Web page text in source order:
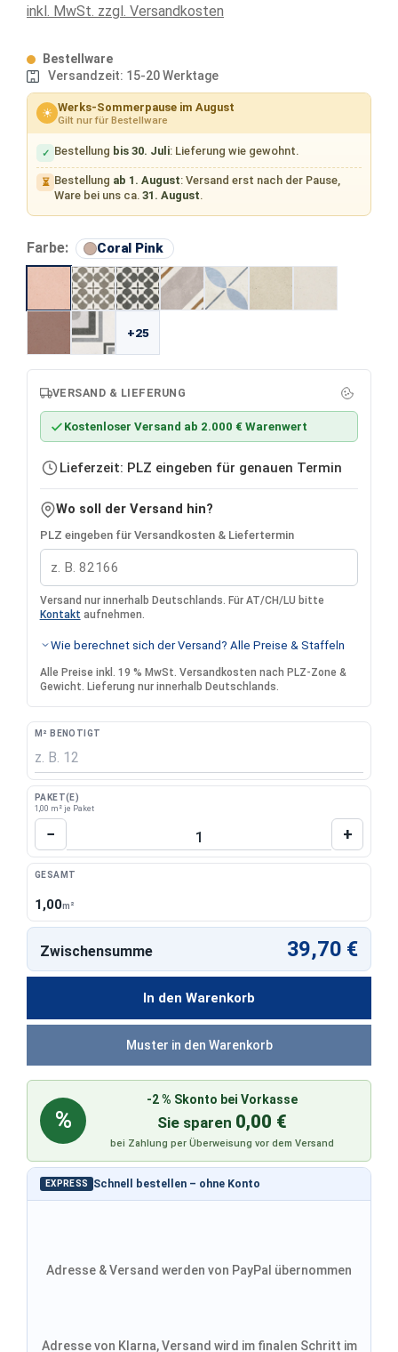
inkl. MwSt. zzgl. Versandkosten
Bestellware
Versandzeit: 15-20 Werktage
☀ Werks-Sommerpause im August
Gilt nur für Bestellware
✓ Bestellung bis 30. Juli: Lieferung wie gewohnt.
⏳ Bestellung ab 1. August: Versand erst nach der Pause,
Ware bei uns ca.31. August.
Farbe: Coral Pink auswählen
+25
VERSAND & LIEFERUNG
Kostenloser Versand ab 2.000 € Warenwert
Lieferzeit: PLZ eingeben für genauen Termin
Wo soll der Versand hin?
PLZ eingeben für Versandkosten & Liefertermin
Versand nur innerhalb Deutschlands. Für AT/CH/LU bitte
Kontakt aufnehmen.
Wie berechnet sich der Versand? Alle Preise & Staffeln
Alle Preise inkl. 19 % MwSt. Versandkosten nach PLZ-Zone &
Gewicht. Lieferung nur innerhalb Deutschlands.
M² BENÖTIGT
PAKET(E)
1,00 m² je Paket
Produkt Anzahl: Gib den gewünschten
− +
GESAMT
1,00m²
In den Warenkorb
EXPRESS Schnell bestellen – ohne Konto
Adresse & Versand werden von PayPal übernommen
Adresse von Klarna, Versand wird im finalen Schritt im
Zwischensumme 39,70 €
%
-2 % Skonto bei Vorkasse
Sie sparen 0,00 €
bei Zahlung per Überweisung vor dem Versand
Muster in den Warenkorb